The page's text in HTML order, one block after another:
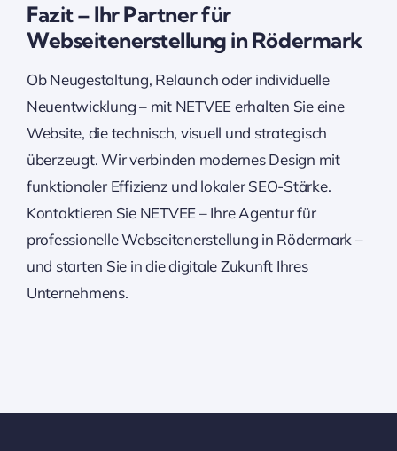
Fazit – Ihr Partner für
Webseitenerstellung in Rödermark
Ob Neugestaltung, Relaunch oder individuelle
Neuentwicklung – mit NETVEE erhalten Sie eine
Website, die technisch, visuell und strategisch
überzeugt. Wir verbinden modernes Design mit
funktionaler Effizienz und lokaler SEO-Stärke.
Kontaktieren Sie NETVEE – Ihre Agentur für
professionelle Webseitenerstellung in Rödermark –
und starten Sie in die digitale Zukunft Ihres
Unternehmens.